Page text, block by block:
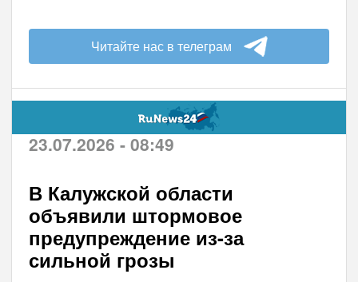
Читайте нас в телеграм
23.07.2026 - 08:49
В Калужской области
объявили штормовое
предупреждение из-за
сильной грозы